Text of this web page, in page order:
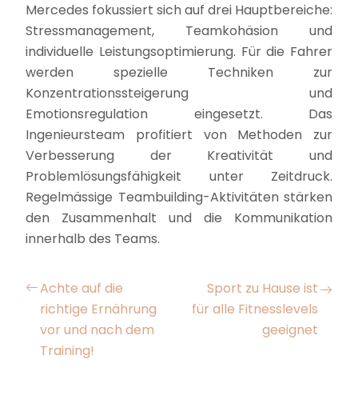
Mercedes fokussiert sich auf drei Hauptbereiche:
Stressmanagement, Teamkohäsion und
individuelle Leistungsoptimierung. Für die Fahrer
werden spezielle Techniken zur
Konzentrationssteigerung und
Emotionsregulation eingesetzt. Das
Ingenieursteam profitiert von Methoden zur
Verbesserung der Kreativität und
Problemlösungsfähigkeit unter Zeitdruck.
Regelmässige Teambuilding-Aktivitäten stärken
den Zusammenhalt und die Kommunikation
innerhalb des Teams.
Achte auf die
richtige Ernährung
vor und nach dem
Training!
Sport zu Hause ist
für alle Fitnesslevels
geeignet